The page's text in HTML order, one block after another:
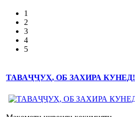
1
2
3
4
5
ТАВАҶҶУҲ, ОБ ЗАХИРА КУНЕД!